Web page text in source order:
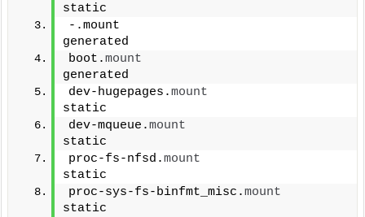
static
-.mount
generated
boot.mount
generated
dev-hugepages.mount
static
dev-mqueue.mount
static
proc-fs-nfsd.mount
static
proc-sys-fs-binfmt_misc.mount
static